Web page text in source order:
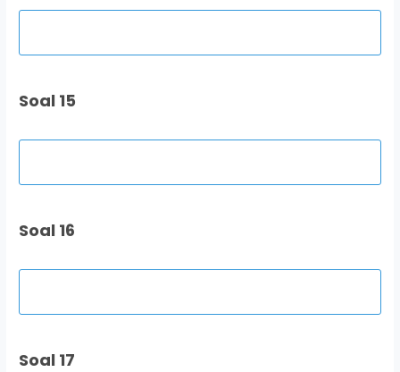
Soal 15
Soal 16
Soal 17